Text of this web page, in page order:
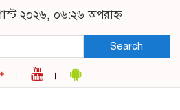
২০২৬, ০৬:২৬ অপরাহ্ন
Search